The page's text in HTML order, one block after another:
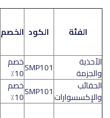
الفئة الكود الخصم
الأحذية
والجزمة SMP101خصم
10٪
الحقائب
والإكسسوارات SMP101خصم
10٪